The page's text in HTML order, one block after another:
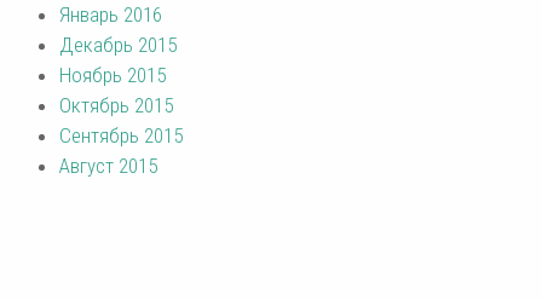
Январь 2016
Декабрь 2015
Ноябрь 2015
Октябрь 2015
Сентябрь 2015
Август 2015